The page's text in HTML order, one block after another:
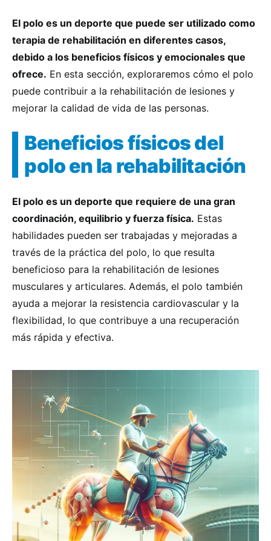
El polo es un deporte que puede ser utilizado como
terapia de rehabilitación en diferentes casos,
debido a los beneficios físicos y emocionales que
ofrece. En esta sección, exploraremos cómo el polo
puede contribuir a la rehabilitación de lesiones y
mejorar la calidad de vida de las personas.
Beneficios físicos del
polo en la rehabilitación
El polo es un deporte que requiere de una gran
coordinación, equilibrio y fuerza física. Estas
habilidades pueden ser trabajadas y mejoradas a
través de la práctica del polo, lo que resulta
beneficioso para la rehabilitación de lesiones
musculares y articulares. Además, el polo también
ayuda a mejorar la resistencia cardiovascular y la
flexibilidad, lo que contribuye a una recuperación
más rápida y efectiva.